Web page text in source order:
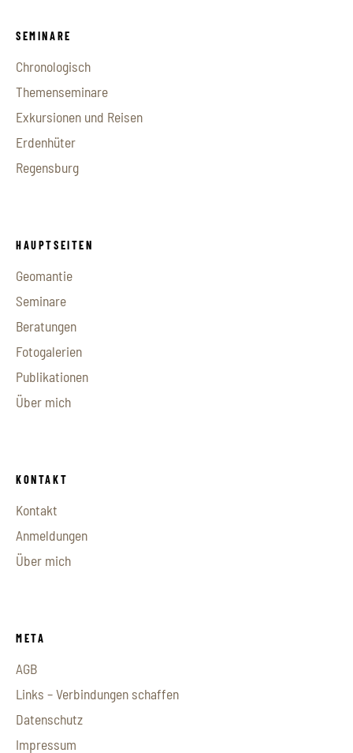
SEMINARE
Chronologisch
Themenseminare
Exkursionen und Reisen
Erdenhüter
Regensburg
HAUPTSEITEN
Geomantie
Seminare
Beratungen
Fotogalerien
Publikationen
Über mich
KONTAKT
Kontakt
Anmeldungen
Über mich
META
AGB
Links – Verbindungen schaffen
Datenschutz
Impressum